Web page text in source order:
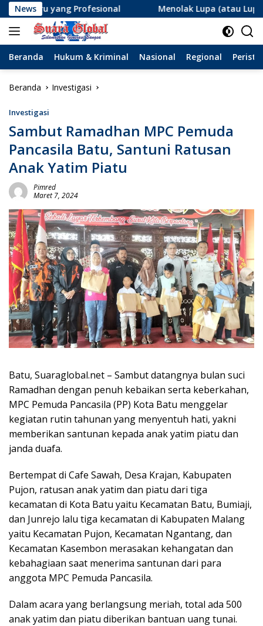
Langsung
ke
konten
News
Profesional Menolak Lupa (atau Lupa Ingatan?):
Beranda Hukum & Kriminal Nasional Regional
Beranda Investigasi
Investigasi
Sambut Ramadhan MPC Pemuda
Pancasila Batu, Santuni Ratusan
Anak Yatim Piatu
Pimred
Maret 7, 2024
Batu, Suaraglobal.net – Sambut datangnya bulan suci
Ramadhan dengan penuh kebaikan serta keberkahan,
MPC Pemuda Pancasila (PP) Kota Batu menggelar
kegiatan rutin tahunan yang menyentuh hati, yakni
memberikan santunan kepada anak yatim piatu dan
janda duafa.
Bertempat di Cafe Sawah, Desa Krajan, Kabupaten
Pujon, ratusan anak yatim dan piatu dari tiga
kecamatan di Kota Batu yaitu Kecamatan Batu, Bumiaji,
dan Junrejo lalu tiga kecamatan di Kabupaten Malang
yaitu Kecamatan Pujon, Kecamatan Ngantang, dan
Kecamatan Kasembon merasakan kehangatan dan
kebahagiaan saat menerima santunan dari para
anggota MPC Pemuda Pancasila.
Dalam acara yang berlangsung meriah, total ada 500
anak yatim dan piatu diberikan bantuan uang tunai.